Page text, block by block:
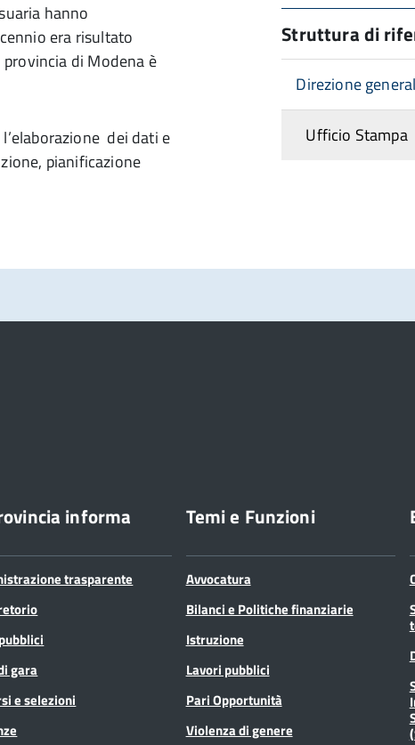
hanno
era risultato
di Modena è
dei dati e
pianificazione
Struttura di
Direzione
Ufficio Stampa
informa
trasparente
gara
e selezioni
Temi e Funzioni
Avvocatura
Bilanci e Politiche finanziarie
Istruzione
Lavori pubblici
Pari Opportunità
Violenza di genere